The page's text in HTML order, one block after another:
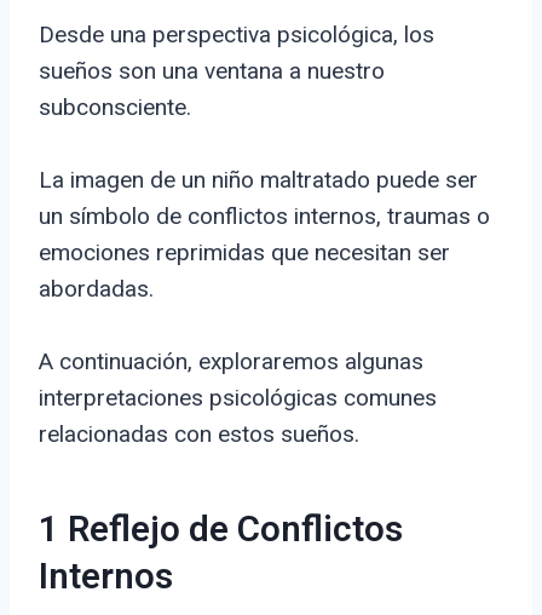
Desde una perspectiva psicológica, los
sueños son una ventana a nuestro
subconsciente.
La imagen de un niño maltratado puede ser
un símbolo de conflictos internos, traumas o
emociones reprimidas que necesitan ser
abordadas.
A continuación, exploraremos algunas
interpretaciones psicológicas comunes
relacionadas con estos sueños.
1 Reflejo de Conflictos
Internos